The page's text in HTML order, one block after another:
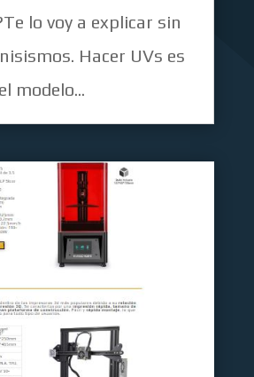
lo voy a explicar sin
Hacer UVs es
modelo...